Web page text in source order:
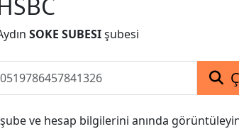
SOKE SUBESIşubesi
ve hesap bilgilerini anında